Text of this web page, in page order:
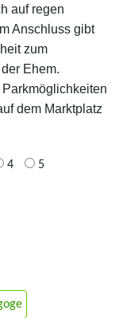
auf regen
Anschluss gibt
zum
Ehem.
dem Marktplatz
4 5